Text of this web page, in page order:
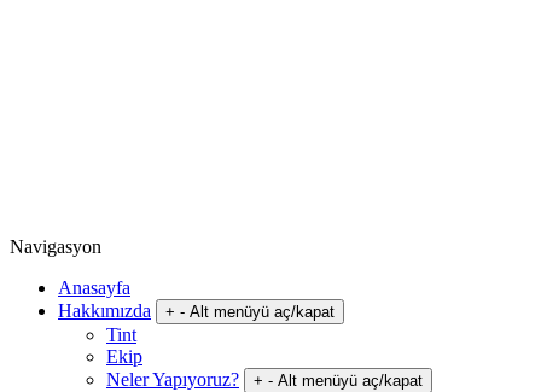
Navigasyon
Anasayfa
Hakkımızda
+ - Alt menüyü aç/kapat
Tint
Ekip
Neler Yapıyoruz?
+ - Alt menüyü aç/kapat